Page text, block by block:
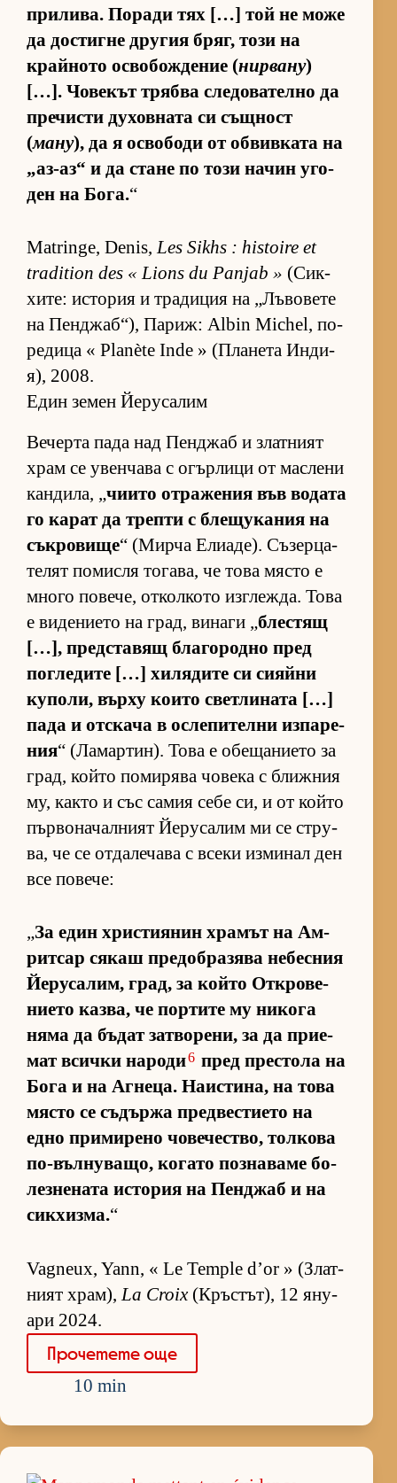
при­ли­ва. По­ради тях […] той не може
да дос­тигне дру­гия бряг, този на
край­ното ос­во­бож­де­ние (нирвану)
[…]. Чо­ве­кът трябва сле­до­ва­телно да
пре­чисти ду­хов­ната си същ­ност
(ману), да я ос­во­боди от об­вив­ката на
„аз-аз“ и да стане по този на­чин уго­
ден на Бо­га.“
Matringe, Denis,Les Sikhs : histoire et
tradition des « Lions du Panjab » (Сик­
хи­те: ис­то­рия и тра­ди­ция на „Лъ­во­вете
на Пен­джаб­“), Па­риж: Albin Michel, по­
ре­дица « Planète Inde » (Пла­нета Ин­ди­
я), 2008.
Един земен Йерусалим
Ве­черта пада над Пен­джаб и злат­ният
храм се увен­чава с огър­лици от мас­лени
кан­ди­ла, „чи­ито от­ра­же­ния във во­дата
го ка­рат да трепти с бле­щу­ка­ния на
сък­ро­вище“ (Мирча Ели­а­де). Съ­зер­ца­
те­лят по­мисля то­га­ва, че това място е
много по­ве­че, от­кол­кото из­г­леж­да. Това
е ви­де­ни­ето на град, ви­наги „блес­тящ
[…], пред­с­та­вящ бла­го­родно пред
пог­ле­дите […] хи­ля­дите си си­яйни
ку­по­ли, върху ко­ито свет­ли­ната […]
пада и от­с­кача в ос­ле­пи­телни из­па­ре­
ния“ (Ла­мар­тин). Това е обе­ща­ни­ето за
град, който по­ми­рява чо­века с ближ­ния
му, както и със са­мия себе си, и от който
пър­во­на­чал­ният Йе­ру­са­лим ми се стру­
ва, че се от­да­ле­чава с всеки из­ми­нал ден
все по­ве­че:
„За един хрис­ти­я­нин хра­мът на Ам­
рит­сар ся­каш пре­доб­ра­зява не­бес­ния
Йе­ру­са­лим, град, за който От­к­ро­ве­
ни­ето каз­ва, че пор­тите му ни­кога
няма да бъ­дат зат­во­ре­ни, за да при­е­
мат всички на­роди6 пред прес­тола на
Бога и на Аг­не­ца. На­ис­ти­на, на това
място се съ­държа пред­вес­ти­ето на
едно при­ми­рено чо­ве­чес­т­во, тол­кова
по-въл­ну­ва­що, ко­гато поз­на­ваме бо­
лез­не­ната ис­то­рия на Пен­джаб и на
сик­хиз­ма.“
Vagneux, Yann, « Le Temple d’or » (Злат­
ният храм),La Croix (Кръс­тът), 12 яну­
ари 2024.
Про­че­тете още
10 min